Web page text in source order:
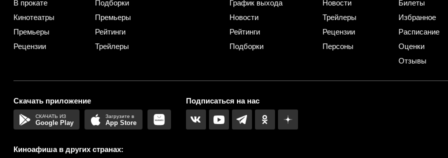
В прокате
Кинотеатры
Премьеры
Рецензии
Подборки
Премьеры
Рейтинги
Трейлеры
График выхода
Новости
Рейтинги
Подборки
Новости
Трейлеры
Рецензии
Персоны
Билеты
Избранное
Расписание
Оценки
Отзывы
Скачать приложение
Google Play App Store
Подписаться на нас
Киноафиша в других странах: